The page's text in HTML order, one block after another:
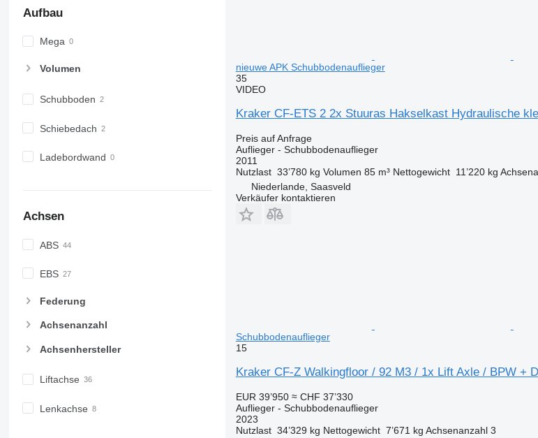
Aufbau
Mega
Volumen
Schubboden
Schiebedach
Ladebordwand
Achsen
ABS
EBS
Federung
Achsenanzahl
Achsenhersteller
Liftachse
Lenkachse
nieuwe APK Schubbodenauflieger
35
VIDEO
Kraker CF-ETS 2 2x Stuuras Hakselkast Hydraulische
Preis auf Anfrage
Auflieger - Schubbodenauflieger
2011
Nutzlast 33’780 kg Volumen 85 m³ Nettogewicht 11’220 kg
Niederlande, Saasveld
Verkäufer kontaktieren
Schubbodenauflieger
15
Kraker CF-Z Walkingfloor / 92 M3 / 1x Lift Axle / BPW +
EUR 39’950 ≈ CHF 37’330
Auflieger - Schubbodenauflieger
2023
Nutzlast 34’329 kg Nettogewicht 7’671 kg Achsenanzahl 3